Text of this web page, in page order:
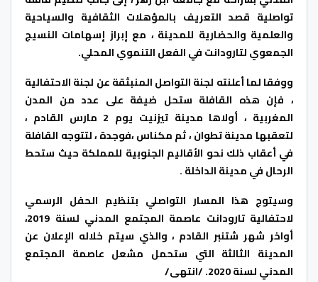
تواصلية قصد التعريف بالمؤهلات الثقافية والسياحية
والعلمية والحضارية للمدينة ، مع إبراز إسهامات النسيج
الجمعوي لتارودانت في الفعل التنموي المحلي.
ووفقا لما أعلنته لجنة التواصل المنبثقة عن لجنة الاحتفالية
، فإن هذه القافلة ستحل ضيفة على عدد من المدن
المغربية ، أولاها مدينة تيزنيت يوم 2 مارس القادم ،
لتعقبها مدينة تطوان ، ثم مكناس ،فوجدة ، لتتوجه القافلة
في أعقاب ذلك نحو الأقاليم الجنوبية للمملكة حيث ستحط
الرحال في مدينة الداخلة .
وسيتوج هذا المسار التواصلي بتنظيم الحفل الرسمي
لاحتفالية تارودانت عاصمة المجتمع المدني لسنة 2019،
أواخر شهر شتنبر القادم ، والذي سيتم خلاله الإعلان عن
المدينة الثالثة التي ستحمل مشعل عاصمة المجتمع
المدني لسنة 2020. /انتهى/